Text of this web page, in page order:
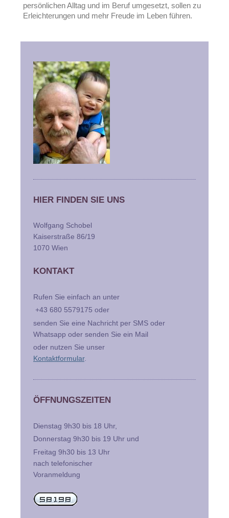
persönlichen Alltag und im Beruf umgesetzt, sollen zu
Erleichterungen und mehr Freude im Leben führen.
HIER FINDEN SIE UNS
Wolfgang Schobel
Kaiserstraße 86/19
1070 Wien
KONTAKT
Rufen Sie einfach an unter
+43 680 5579175 oder
senden Sie eine Nachricht per SMS oder
Whatsapp oder senden Sie ein Mail
oder nutzen Sie unser
Kontaktformular.
ÖFFNUNGSZEITEN
Dienstag 9h30 bis 18 Uhr,
Donnerstag 9h30 bis 19 Uhr und
Freitag 9h30 bis 13 Uhr
nach telefonischer
Voranmeldung